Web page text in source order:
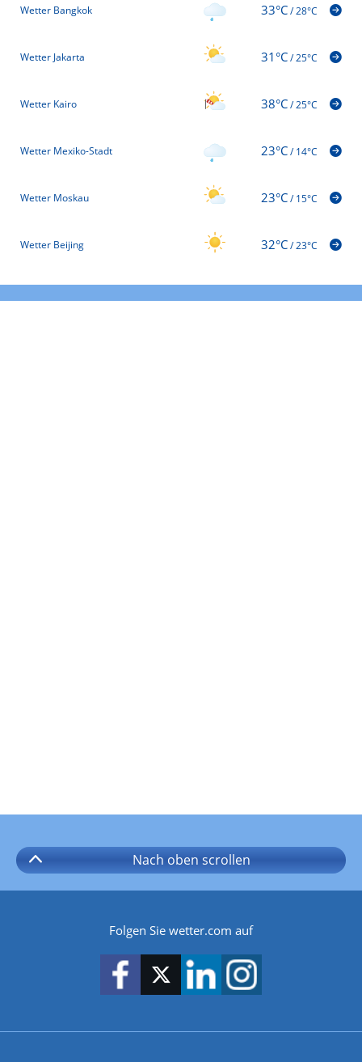
Wetter Bangkok 33°C/28°C
Wetter Jakarta 31°C/25°C
Wetter Kairo 38°C/25°C
Wetter Mexiko-Stadt 23°C/14°C
Wetter Moskau 23°C/15°C
Wetter Beijing 32°C/23°C
Nach oben scrollen
Folgen Sie wetter.com auf